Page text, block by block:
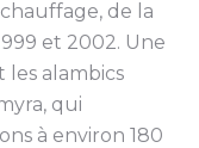
de la
et 2002. Une
les alambics
qui
à environ 180